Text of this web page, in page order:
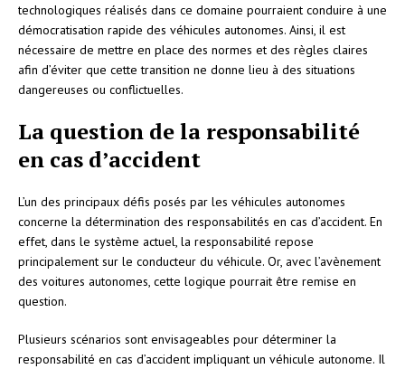
technologiques réalisés dans ce domaine pourraient conduire à une
démocratisation rapide des véhicules autonomes. Ainsi, il est
nécessaire de mettre en place des normes et des règles claires
afin d’éviter que cette transition ne donne lieu à des situations
dangereuses ou conflictuelles.
La question de la responsabilité
en cas d’accident
L’un des principaux défis posés par les véhicules autonomes
concerne la détermination des responsabilités en cas d’accident. En
effet, dans le système actuel, la responsabilité repose
principalement sur le conducteur du véhicule. Or, avec l’avènement
des voitures autonomes, cette logique pourrait être remise en
question.
Plusieurs scénarios sont envisageables pour déterminer la
responsabilité en cas d’accident impliquant un véhicule autonome. Il